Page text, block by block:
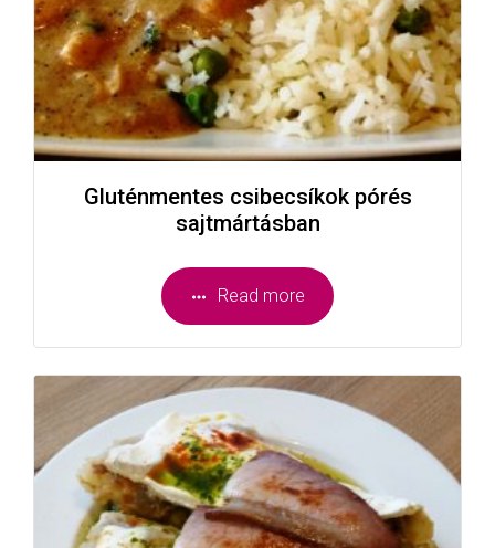
Gluténmentes csibecsíkok pórés
sajtmártásban
Read more